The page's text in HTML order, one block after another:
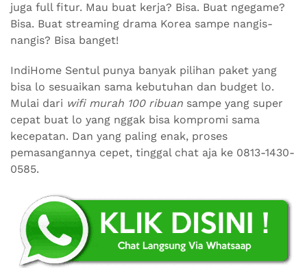
juga full fitur. Mau buat kerja? Bisa. Buat ngegame?
Bisa. Buat streaming drama Korea sampe nangis-
nangis? Bisa banget!
IndiHome Sentul punya banyak pilihan paket yang
bisa lo sesuaikan sama kebutuhan dan budget lo.
Mulai dari wifi murah 100 ribuan sampe yang super
cepat buat lo yang nggak bisa kompromi sama
kecepatan. Dan yang paling enak, proses
pemasangannya cepet, tinggal chat aja ke 0813-1430-
0585.